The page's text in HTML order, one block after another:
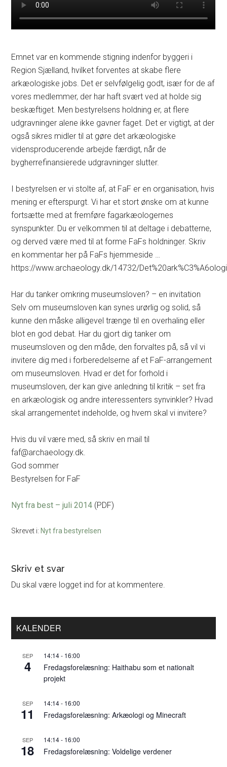
Emnet var en kommende stigning indenfor byggeri i
Region Sjælland, hvilket forventes at skabe flere
arkæologiske jobs. Det er selvfølgelig godt, især for de af
vores medlemmer, der har haft svært ved at holde sig
beskæftiget. Men bestyrelsens holdning er, at flere
udgravninger alene ikke gavner faget. Det er vigtigt, at der
også sikres midler til at gøre det arkæologiske
vidensproducerende arbejde færdigt, når de
bygherrefinansierede udgravninger slutter.
I bestyrelsen er vi stolte af, at FaF er en organisation, hvis
mening er efterspurgt. Vi har et stort ønske om at kunne
fortsætte med at fremføre fagarkæologernes
synspunkter. Du er velkommen til at deltage i debatterne,
og derved være med til at forme FaFs holdninger. Skriv
en kommentar her på FaFs hjemmeside …
https://www.archaeology.dk/14732/
Har du tanker omkring museumsloven? – en invitation
Selv om museumsloven kan synes urørlig og solid, så
kunne den måske alligevel trænge til en overhaling eller
blot en god debat. Har du gjort dig tanker om
museumsloven og den måde, den forvaltes på, så vil vi
invitere dig med i forberedelserne af et FaF-arrangement
om museumsloven. Hvad er det for forhold i
museumsloven, der kan give anledning til kritik – set fra
en arkæologisk og andre interessenters synvinkler? Hvad
skal arrangementet indeholde, og hvem skal vi invitere?
Hvis du vil være med, så skriv en mail til
faf@archaeology.dk.
God sommer
Bestyrelsen for FaF
Nyt fra best – juli 2014 (PDF)
Skrevet i: Nyt fra bestyrelsen
Læserinteraktioner
Skriv et svar
Du skal være logget ind for at kommentere.
Sidebar
KALENDER
SEP
4
14:14- 16:00
Fredagsforelæsning: Haithabu som et nationalt
projekt
SEP
11
14:14- 16:00
Fredagsforelæsning: Arkæologi og Minecraft
SEP
18
14:14- 16:00
Fredagsforelæsning: Voldelige verdener